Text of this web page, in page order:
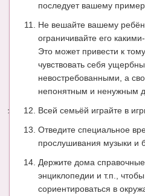
последует вашему
Не вешайте вашему
ограничивайте его
Это может привести к
чувствовать себя
невостребованными, а
непонятным и ненужным
Всей семьёй играйте в
Отведите специальное
прослушивания музыки и
Держите дома
энциклопедии и т.п.,
сориентироваться в